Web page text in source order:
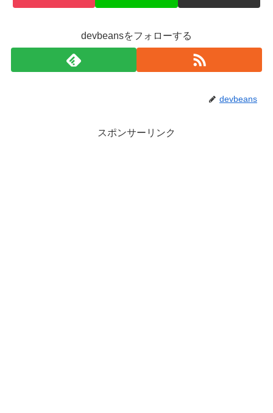
devbeansをフォローする
devbeans
スポンサーリンク